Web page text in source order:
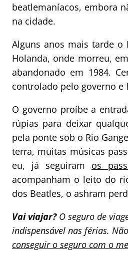
beatlemaníacos, embora
na cidade.
Alguns anos mais tarde
Holanda, onde morreu,
abandonado em 1984.
controlado pelo governo e
O governo proíbe a
rúpias para deixar
pela ponte sob o Rio
terra, muitas músicas
eu, já seguiram os
acompanham o leito do
dos Beatles, o ashram
Vai viajar? O seguro de
indispensável nas férias.
conseguir o seguro com o